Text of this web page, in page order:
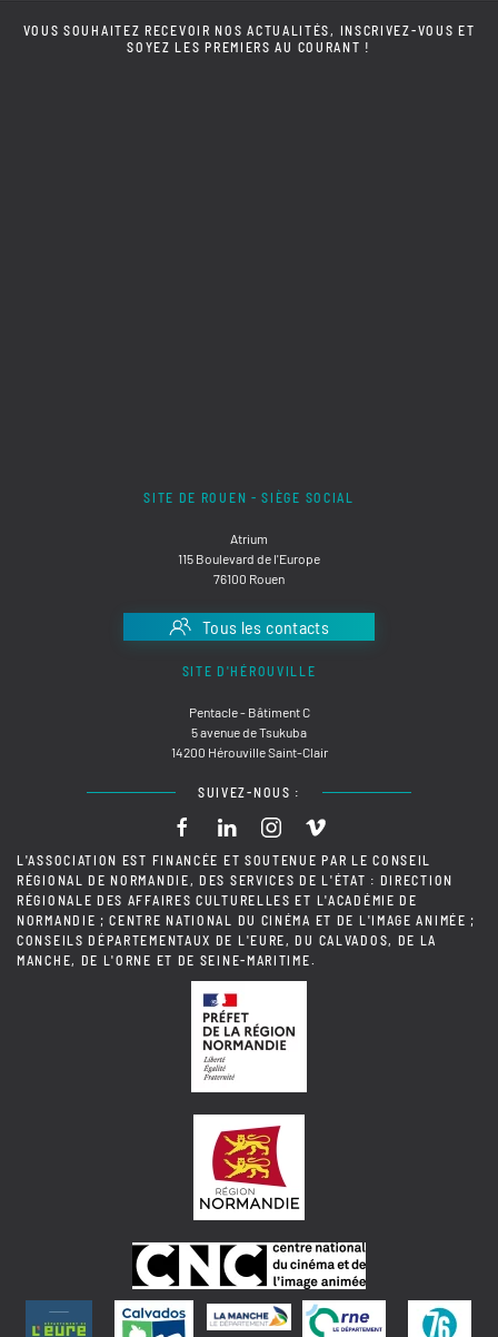
VOUS SOUHAITEZ RECEVOIR NOS ACTUALITÉS, INSCRIVEZ-VOUS ET
SOYEZ LES PREMIERS AU COURANT !
SITE DE ROUEN - SIÈGE SOCIAL
Atrium
115 Boulevard de l'Europe
76100 Rouen
Tous les contacts
SITE D'HÉROUVILLE
Pentacle - Bâtiment C
5 avenue de Tsukuba
14200 Hérouville Saint-Clair
SUIVEZ-NOUS :
L'ASSOCIATION EST FINANCÉE ET SOUTENUE PAR LE CONSEIL
RÉGIONAL DE NORMANDIE, DES SERVICES DE L'ÉTAT : DIRECTION
RÉGIONALE DES AFFAIRES CULTURELLES ET L'ACADÉMIE DE
NORMANDIE ; CENTRE NATIONAL DU CINÉMA ET DE L'IMAGE ANIMÉE ;
CONSEILS DÉPARTEMENTAUX DE L'EURE, DU CALVADOS, DE LA
MANCHE, DE L'ORNE ET DE SEINE-MARITIME.